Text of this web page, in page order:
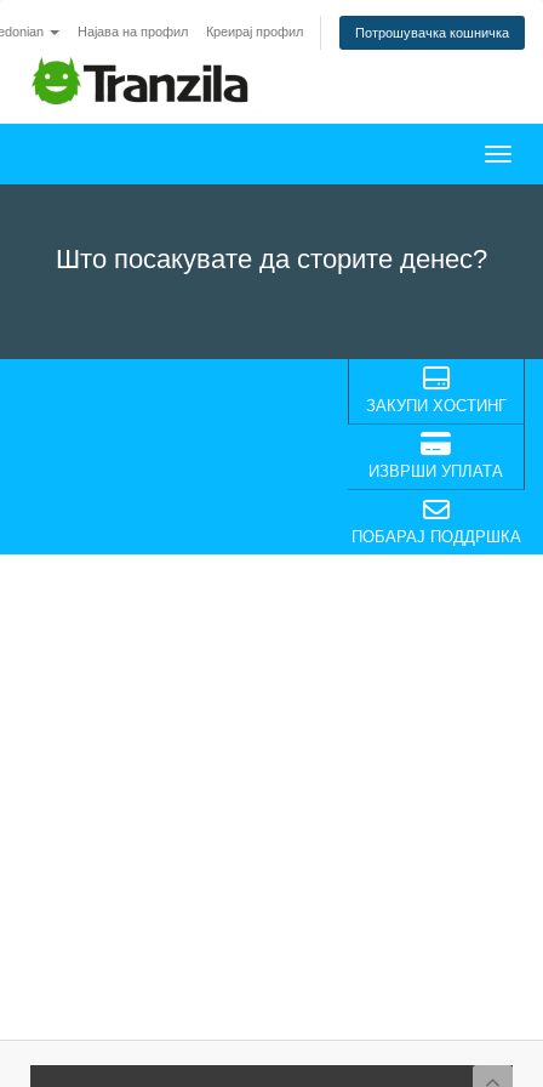
Најава на профил Креирај профил Потрошувачка кошничка
Што посакувате да сторите денес?
ЗАКУПИ ХОСТИНГ
ИЗВРШИ УПЛАТА
ПОБАРАЈ ПОДДРШКА